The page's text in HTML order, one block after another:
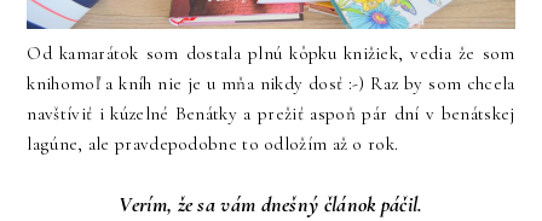
Od kamarátok som dostala plnú kôpku knižiek, vedia že som
knihomoľ a kníh nie je u mňa nikdy dosť :-) Raz by som chcela
navštíviť i kúzelné Benátky a prežiť aspoň pár dní v benátskej
lagúne, ale pravdepodobne to odložím až o rok.
Verím, že sa vám dnešný článok páčil.